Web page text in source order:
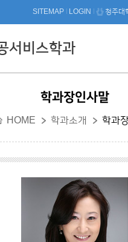
본문 바로가기
서비스학과
SITEMAP LOGIN 청주대
학과장인사말
HOME 학과소개 학과